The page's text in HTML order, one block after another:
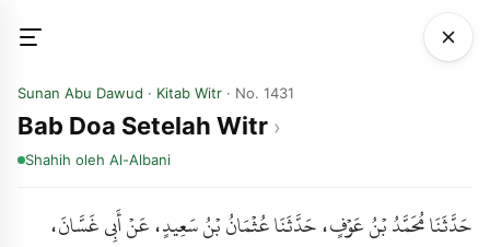
Sunan Abu Dawud · Kitab Witr · No. 1431
Bab Doa Setelah Witr
Shahih oleh Al-Albani
حَدَّثَنَا مُحَمَّدُ بْنُ عَوْفٍ، حَدَّثَنَا عُثْمَانُ بْنُ سَعِيدٍ، عَنْ أَبِي غَسَّانَ،